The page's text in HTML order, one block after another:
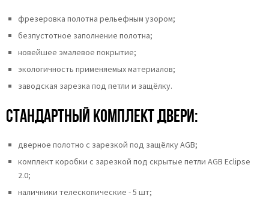
фрезеровка полотна рельефным узором;
безпустотное заполнение полотна;
новейшее эмалевое покрытие;
экологичность применяемых материалов;
заводская зарезка под петли и защёлку.
Стандартный комплект двери:
дверное полотно с зарезкой под защёлку AGB;
комплект коробки с зарезкой под скрытые петли AGB Eclipse
2.0;
наличники телескопические - 5 шт;